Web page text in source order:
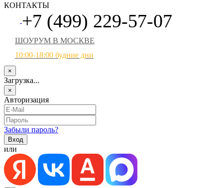
КОНТАКТЫ
+7 (499) 229-57-07
ШОУРУМ В МОСКВЕ
10:00-18:00 будние дни
×
Загрузка...
×
Авторизация
Забыли пароль?
или